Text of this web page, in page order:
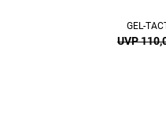
GEL-
UVP